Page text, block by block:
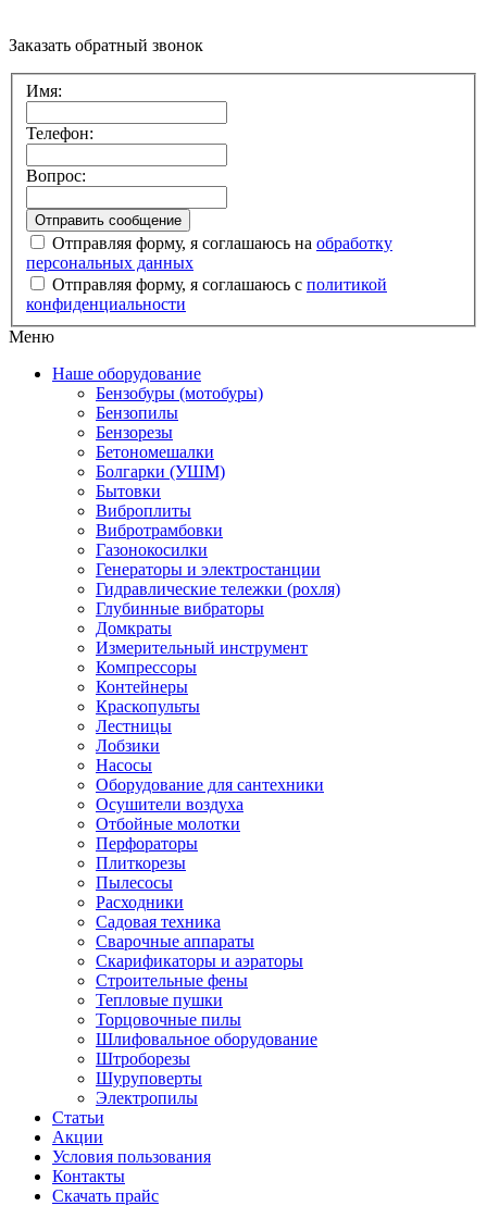
Заказать обратный звонок
Имя:
Телефон:
Вопрос:
Отправляя форму, я соглашаюсь на обработку
персональных данных
Отправляя форму, я соглашаюсь с политикой
конфиденциальности
Меню
Наше оборудование
Бензобуры (мотобуры)
Бензопилы
Бензорезы
Бетономешалки
Болгарки (УШМ)
Бытовки
Виброплиты
Вибротрамбовки
Газонокосилки
Генераторы и электростанции
Гидравлические тележки (рохля)
Глубинные вибраторы
Домкраты
Измерительный инструмент
Компрессоры
Контейнеры
Краскопульты
Лестницы
Лобзики
Насосы
Оборудование для сантехники
Осушители воздуха
Отбойные молотки
Перфораторы
Плиткорезы
Пылесосы
Расходники
Садовая техника
Сварочные аппараты
Скарификаторы и аэраторы
Строительные фены
Тепловые пушки
Торцовочные пилы
Шлифовальное оборудование
Штроборезы
Шуруповерты
Электропилы
Статьи
Акции
Условия пользования
Контакты
Скачать прайс